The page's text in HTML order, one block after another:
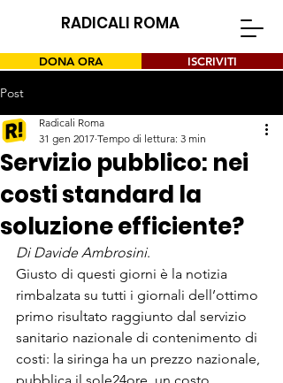
RADICALI ROMA
DONA ORA ISCRIVITI
Post
Servizio pubblico: nei
costi standard la
soluzione efficiente?
Radicali Roma
31 gen 2017 Tempo di lettura: 3 min
Di Davide Ambrosini.
Giusto di questi giorni è la notizia
rimbalzata su tutti i giornali dell’ottimo
primo risultato raggiunto dal servizio
sanitario nazionale di contenimento di
costi: la siringa ha un prezzo nazionale,